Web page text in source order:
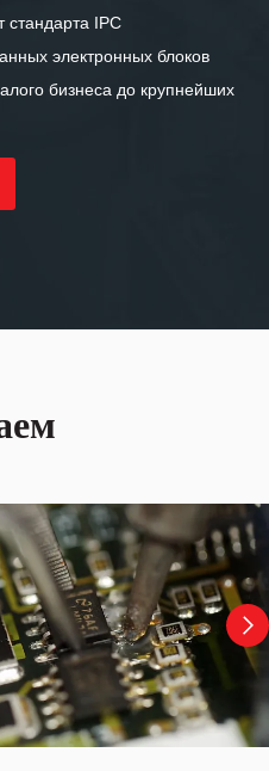
компании «555» долгих
и процветания.
IPC
электронных блоков
бизнеса до крупнейших